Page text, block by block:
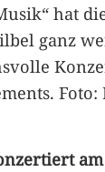
hat
ganz
Foto:
am